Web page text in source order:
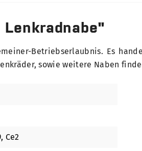
Betriebserlaubnis. Es
sowie weitere Naben
Ce2